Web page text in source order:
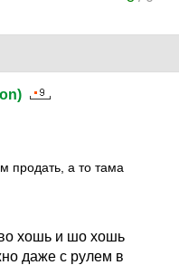
продать, а то тама
хошь и шо хошь
даже с рулем в